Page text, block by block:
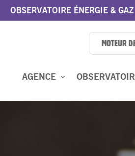
OBSERVATOIRE ÉNERGIE &
AGENCE